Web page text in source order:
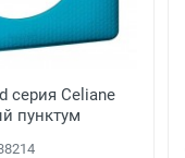
серия Celiane
пунктум